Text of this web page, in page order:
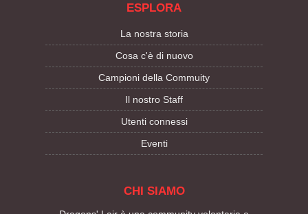
ESPLORA
La nostra storia
Cosa c'è di nuovo
Campioni della Commuity
Il nostro Staff
Utenti connessi
Eventi
CHI SIAMO